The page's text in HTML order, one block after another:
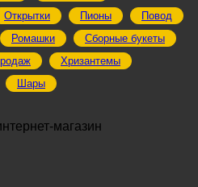
Открытки Пионы
Повод
Ромашки
Сборные букеты
Хризантемы
Шары
магазин